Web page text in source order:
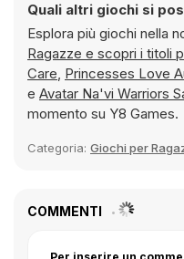
Quali altri giochi si
Esplora più giochi nella
Ragazze e scopri i
Care, Princesses Love
e Avatar Na'vi Warriors
momento su Y8 Games.
Categoria: Giochi per
COMMENTI